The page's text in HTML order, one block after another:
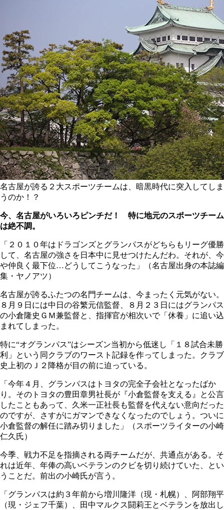
名古屋が誇る２大スポーツチームは、暗黒時代に突入してしま
うのか！？
今、名古屋がいろいろピンチだ！ 特に地元のスポーツチーム
は絶不調。
「２０１０年はドラゴンズとグランパスがどちらもリーグ優勝
して、名古屋の強さを日本中に見せつけたんだわ。それが、今
や仲良く最下位…どうしてこうなった」（名古屋出身の本誌編
集・ヤノアツ）
名古屋が誇るふたつの名門チームは、今まったく元気がない。
８月９日には中日の谷繁元信監督、８月２３日にはグランパス
の小倉隆史ＧＭ兼監督と、指揮官が相次いで「休養」に追い込
まれてしまった。
特に“オグランパス”はシーズン当初から低迷し「１８試合未勝
利」という同クラブのワースト記録を作ってしまった。クラブ
史上初のＪ２降格が目の前に迫っている。
「今年４月、グランパスはトヨタの完全子会社となったばか
り。そのトヨタの豊田章男社長が『小倉監督を支える』と公言
したこともあって、久米一正社長も監督を代えない意向だった
のですが、さすがにガマンできなくなったのでしょう。ついに
小倉監督の解任に踏み切りました」（スポーツライターの小崎
仁久氏）
今季、戦力不足を指摘される両チームだが、共通点がある。そ
れは近年、年俸の高いベテランのクビを切り続けていた、とい
うことだ。前出の小崎氏が言う。
「グランパスは約３年前から増川隆洋（現・札幌）、阿部翔平
（現・ジェフ千葉）、田中マルクス闘莉王とベテランを放出し